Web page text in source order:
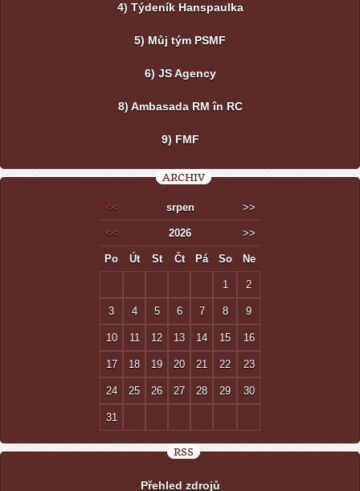
4) Týdeník Hanspaulka
5) Můj tým PSMF
6) JS Agency
8) Ambasada RM în RC
9) FMF
ARCHIV
<< srpen >>
<< 2026 >>
Po Út St Čt Pá So Ne
1 2
3 4 5 6 7 8 9
10 11 12 13 14 15 16
17 18 19 20 21 22 23
24 25 26 27 28 29 30
31
RSS
Přehled zdrojů